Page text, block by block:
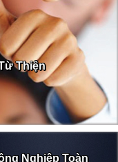
Thiện
Nghiệp Toàn